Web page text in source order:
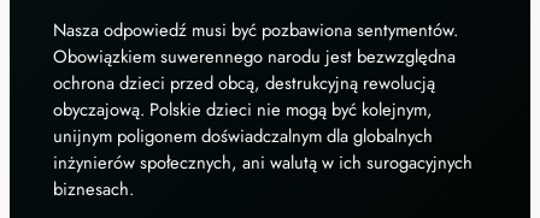
Nasza odpowiedź musi być pozbawiona sentymentów.
Obowiązkiem suwerennego narodu jest bezwzględna
ochrona dzieci przed obcą, destrukcyjną rewolucją
obyczajową. Polskie dzieci nie mogą być kolejnym,
unijnym poligonem doświadczalnym dla globalnych
inżynierów społecznych, ani walutą w ich surogacyjnych
biznesach.